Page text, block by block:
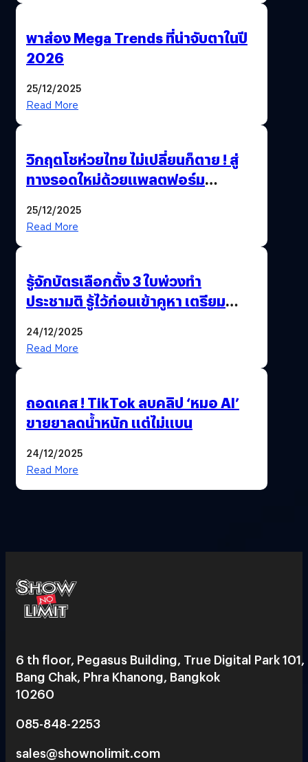
พาส่อง Mega Trends ที่น่าจับตาในปี
2026
25/12/2025
Read More
วิกฤตโชห่วยไทย ไม่เปลี่ยนก็ตาย ! สู่
ทางรอดใหม่ด้วยแพลตฟอร์ม
25/12/2025
Read More
รู้จักบัตรเลือกตั้ง 3 ใบพ่วงทำ
ประชามติ รู้ไว้ก่อนเข้าคูหา เตรียม
24/12/2025
Read More
ถอดเคส ! TikTok ลบคลิป ‘หมอ AI’
ขายยาลดน้ำหนัก แต่ไม่แบน
24/12/2025
Read More
6 th floor, Pegasus Building, True Digital Park 101,
Bang Chak, Phra Khanong, Bangkok
10260
085-848-2253
sales@shownolimit.com